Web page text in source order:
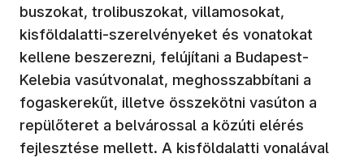
buszokat, trolibuszokat, villamosokat,
kisföldalatti-szerelvényeket és vonatokat
kellene beszerezni, felújítani a Budapest-
Kelebia vasútvonalat, meghosszabbítani a
fogaskerekűt, illetve összekötni vasúton a
repülőteret a belvárossal a közúti elérés
fejlesztése mellett. A kisföldalatti vonalával